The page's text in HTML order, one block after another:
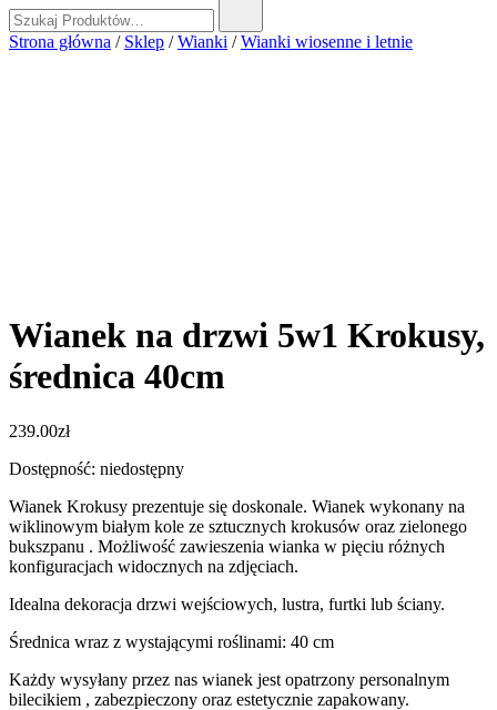
Strona główna / Sklep /Wianki /Wianki wiosenne i letnie
Wianek na drzwi 5w1 Krokusy,
średnica 40cm
239.00zł
Dostępność: niedostępny
Wianek Krokusy prezentuje się doskonale. Wianek wykonany na
wiklinowym białym kole ze sztucznych krokusów oraz zielonego
bukszpanu . Możliwość zawieszenia wianka w pięciu różnych
konfiguracjach widocznych na zdjęciach.
Idealna dekoracja drzwi wejściowych, lustra, furtki lub ściany.
Średnica wraz z wystającymi roślinami: 40 cm
Każdy wysyłany przez nas wianek jest opatrzony personalnym
bilecikiem , zabezpieczony oraz estetycznie zapakowany.